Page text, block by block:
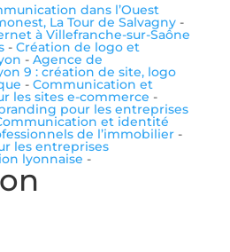
dans l’Ouest
La Tour de Salvagny-
à Villefranche-sur-Saône
- Création de logo et
- Agence de
9 : création de site, logo
- Communication et
les sites e-commerce -
pour les entreprises
et identité
de l’immobilier-
les entreprises
lyonnaise -